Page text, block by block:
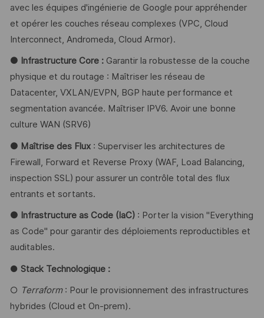
avec les équipes d'ingénierie de Google pour appréhender
et opérer les couches réseau complexes (VPC, Cloud
Interconnect, Andromeda, Cloud Armor).
● Infrastructure Core : Garantir la robustesse de la couche
physique et du routage : Maîtriser les réseau de
Datacenter, VXLAN/EVPN, BGP haute performance et
segmentation avancée. Maîtriser IPV6. Avoir une bonne
culture WAN (SRV6)
● Maîtrise des Flux: Superviser les architectures de
Firewall, Forward et Reverse Proxy (WAF, Load Balancing,
inspection SSL) pour assurer un contrôle total des flux
entrants et sortants.
● Infrastructure as Code (IaC): Porter la vision "Everything
as Code" pour garantir des déploiements reproductibles et
auditables.
● Stack Technologique :
○ Terraform: Pour le provisionnement des infrastructures
hybrides (Cloud et On-prem).